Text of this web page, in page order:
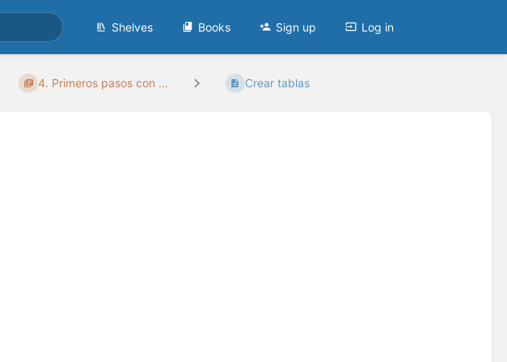
Shelves Books Sign up Log in
4. Primeros pasos con ... Crear tablas